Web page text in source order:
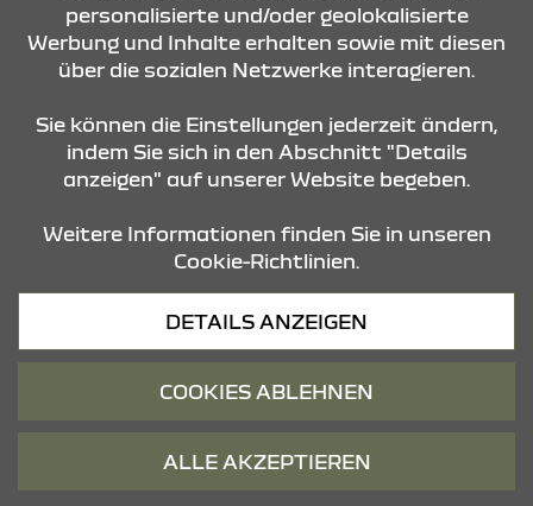
KONTAKT & ANFAHRT
STANDORTE
Datenschutz
personalisierte und/oder geolokalisierte
Werbung und Inhalte erhalten sowie mit diesen
über die sozialen Netzwerke interagieren.
Sie können die Einstellungen jederzeit ändern,
indem Sie sich in den Abschnitt "Details
anzeigen" auf unserer Website begeben.
Weitere Informationen finden Sie in unseren
Cookie-Richtlinien.
DETAILS ANZEIGEN
COOKIES ABLEHNEN
ALLE AKZEPTIEREN